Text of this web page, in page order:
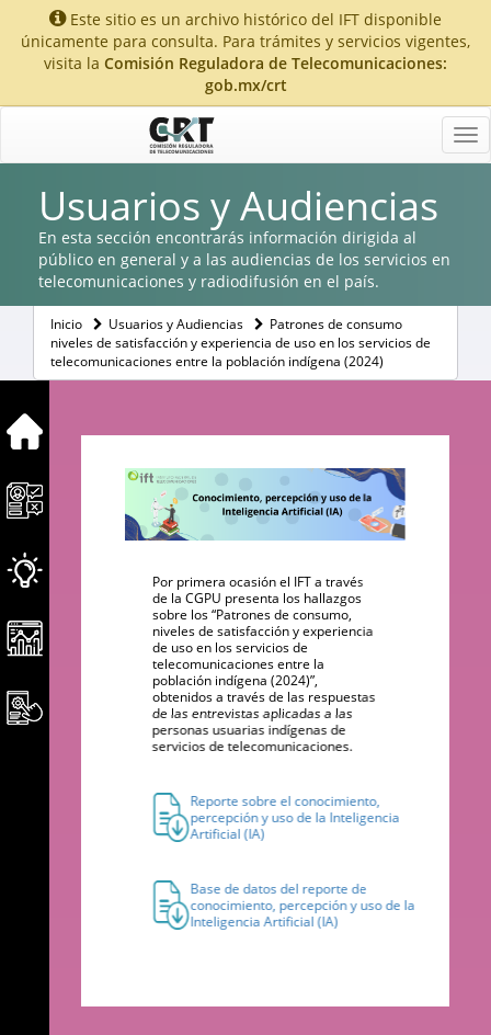
Este sitio es un archivo histórico del IFT disponible
únicamente para consulta. Para trámites y servicios vigentes,
visita la Comisión Reguladora de Telecomunicaciones:
gob.mx/crt
Usuarios y Audiencias
En esta sección encontrarás información dirigida al
público en general y a las audiencias de los servicios en
telecomunicaciones y radiodifusión en el país.
Inicio Usuarios y Audiencias
Patrones de consumo
niveles de satisfacción y experiencia de uso en los servicios de
telecomunicaciones entre la población indígena (2024)
Por primera ocasión el IFT a través
de la CGPU presenta los hallazgos
sobre los “Patrones de consumo,
niveles de satisfacción y experiencia
de uso en los servicios de
telecomunicaciones entre la
población indígena (2024)”,
obtenidos a través de las respuestas
de las entrevistas aplicadas a las
personas usuarias indígenas de
servicios de telecomunicaciones.
Reporte sobre el conocimiento,
percepción y uso de la Inteligencia
Artificial (IA)
Base de datos del reporte de
conocimiento, percepción y uso de la
Inteligencia Artificial (IA)